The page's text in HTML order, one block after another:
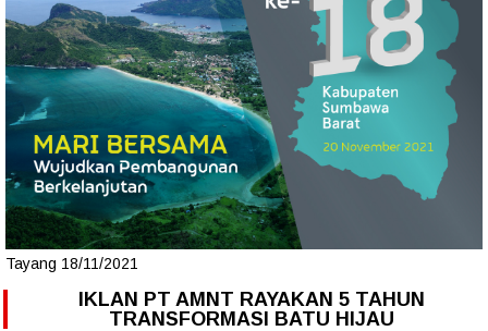
Tayang 18/11/2021
IKLAN PT AMNT RAYAKAN 5 TAHUN
TRANSFORMASI BATU HIJAU